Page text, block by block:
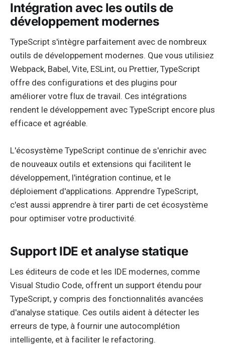
Intégration avec les outils de
développement modernes
TypeScript s'intègre parfaitement avec de nombreux
outils de développement modernes. Que vous utilisiez
Webpack, Babel, Vite, ESLint, ou Prettier, TypeScript
offre des configurations et des plugins pour
améliorer votre flux de travail. Ces intégrations
rendent le développement avec TypeScript encore plus
efficace et agréable.
L'écosystème TypeScript continue de s'enrichir avec
de nouveaux outils et extensions qui facilitent le
développement, l'intégration continue, et le
déploiement d'applications. Apprendre TypeScript,
c'est aussi apprendre à tirer parti de cet écosystème
pour optimiser votre productivité.
Support IDE et analyse statique
Les éditeurs de code et les IDE modernes, comme
Visual Studio Code, offrent un support étendu pour
TypeScript, y compris des fonctionnalités avancées
d'analyse statique. Ces outils aident à détecter les
erreurs de type, à fournir une autocomplétion
intelligente, et à faciliter le refactoring.